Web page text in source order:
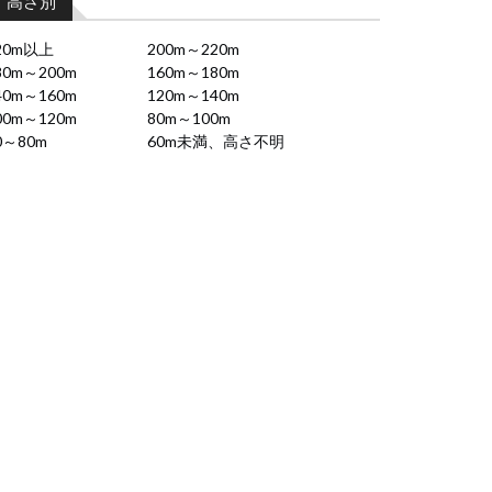
以上
200m～220m
～200m
160m～180m
～160m
120m～140m
～120m
80m～100m
80m
60m未満、高さ不明